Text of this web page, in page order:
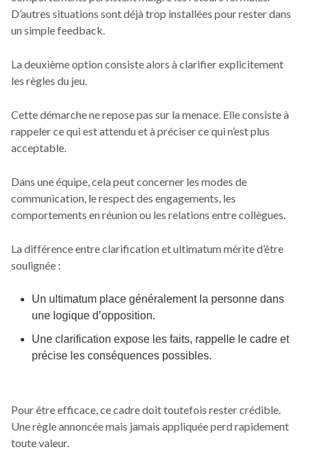
D’autres situations sont déjà trop installées pour rester dans
un simple feedback.
La deuxième option consiste alors à clarifier explicitement
les règles du jeu.
Cette démarche ne repose pas sur la menace. Elle consiste à
rappeler ce qui est attendu et à préciser ce qui n’est plus
acceptable.
Dans une équipe, cela peut concerner les modes de
communication, le respect des engagements, les
comportements en réunion ou les relations entre collègues.
La différence entre clarification et ultimatum mérite d’être
soulignée :
Un ultimatum place généralement la personne dans
une logique d’opposition.
Une clarification expose les faits, rappelle le cadre et
précise les conséquences possibles.
Pour être efficace, ce cadre doit toutefois rester crédible.
Une règle annoncée mais jamais appliquée perd rapidement
toute valeur.